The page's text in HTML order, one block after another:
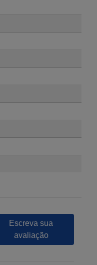
Escreva sua
avaliação